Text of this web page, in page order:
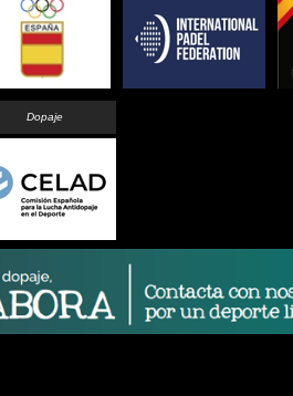
Dopaje